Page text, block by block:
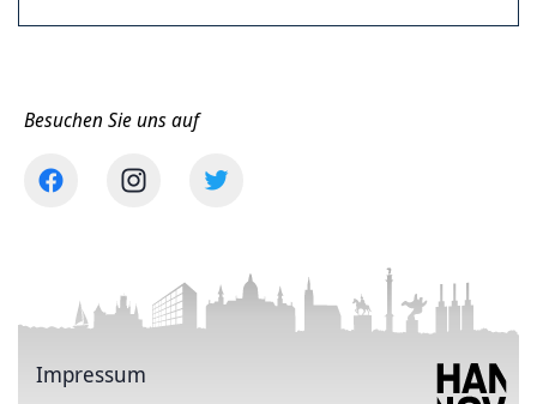
Besuchen Sie uns auf
Impressum